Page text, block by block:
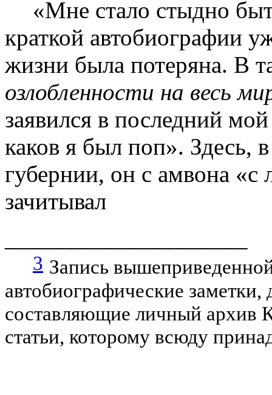
«Мне стало стыдно
краткой автобиографии
жизни была потеряна. В
озлобленности на весь
заявился в последний
каков я был поп». Здесь,
губернии, он с амвона «с
зачитывал
3 Запись
автобиографические
составляющие личный архив
статьи, которому всюду